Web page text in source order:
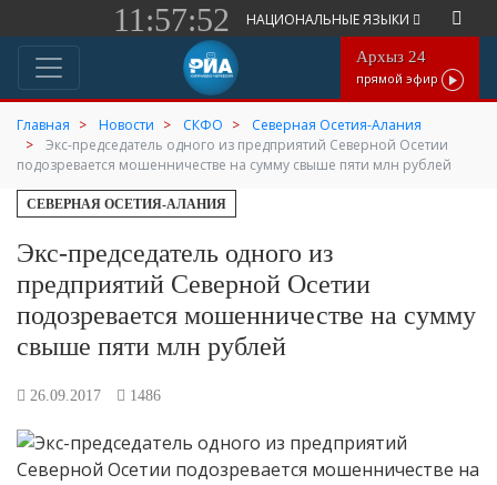
11:57:52 НАЦИОНАЛЬНЫЕ ЯЗЫКИ
Архыз 24
прямой эфир
Главная Новости СКФО
Северная Осетия-Алания
Экс-председатель одного из предприятий Северной Осетии
подозревается мошенничестве на сумму свыше пяти млн рублей
СЕВЕРНАЯ ОСЕТИЯ-АЛАНИЯ
Экс-председатель одного из
предприятий Северной Осетии
подозревается мошенничестве на сумму
свыше пяти млн рублей
26.09.2017 1486